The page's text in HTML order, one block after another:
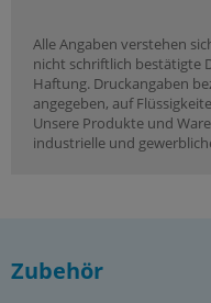
Alle Angaben verstehen
nicht schriftlich bestätigte
Haftung. Druckangaben
angegeben, auf
Unsere Produkte und
industrielle und
Zubehör